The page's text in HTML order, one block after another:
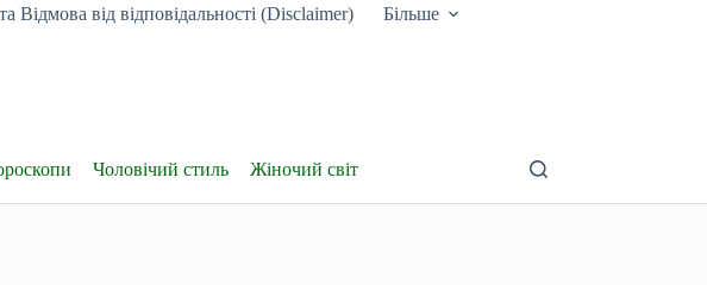
Відмова від відповідальності (Disclaimer) Більше
Чоловічий стиль Жіночий світ